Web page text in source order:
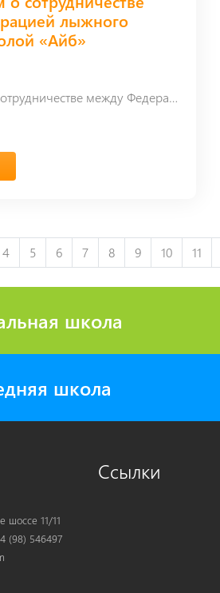
лыжного
«Айб»
Меморандум о сотрудничестве между Федерацией лыжного спорта и школой «Айб»
4 5 6 7 8 9 10 11
школа
школа
шоссе 11/11
(98) 546497
Ссылки